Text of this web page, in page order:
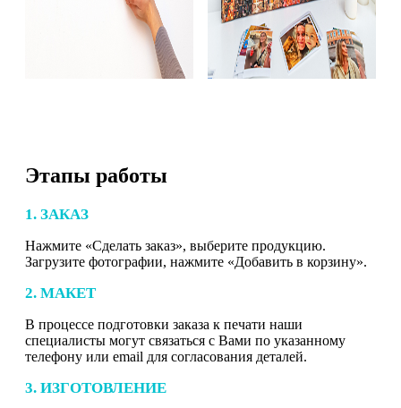
Этапы работы
1. ЗАКАЗ
Нажмите «Сделать заказ», выберите продукцию.
Загрузите фотографии, нажмите «Добавить в корзину».
2. МАКЕТ
В процессе подготовки заказа к печати наши
специалисты могут связаться с Вами по указанному
телефону или email для согласования деталей.
3. ИЗГОТОВЛЕНИЕ